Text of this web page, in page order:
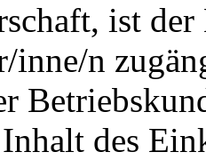
ist
inne/n
des